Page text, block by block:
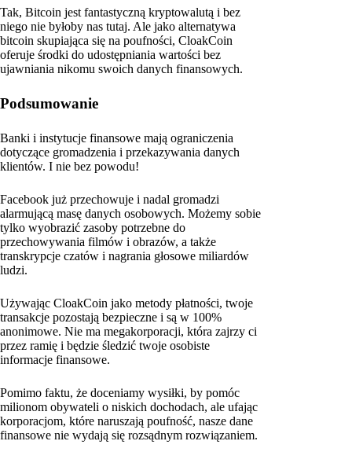
Tak, Bitcoin jest fantastyczną kryptowalutą i bez
niego nie byłoby nas tutaj. Ale jako alternatywa
bitcoin skupiająca się na poufności, CloakCoin
oferuje środki do udostępniania wartości bez
ujawniania nikomu swoich danych finansowych.
Podsumowanie
Banki i instytucje finansowe mają ograniczenia
dotyczące gromadzenia i przekazywania danych
klientów. I nie bez powodu!
Facebook już przechowuje i nadal gromadzi
alarmującą masę danych osobowych. Możemy sobie
tylko wyobrazić zasoby potrzebne do
przechowywania filmów i obrazów, a także
transkrypcje czatów i nagrania głosowe miliardów
ludzi.
Używając CloakCoin jako metody płatności, twoje
transakcje pozostają bezpieczne i są w 100%
anonimowe. Nie ma megakorporacji, która zajrzy ci
przez ramię i będzie śledzić twoje osobiste
informacje finansowe.
Pomimo faktu, że doceniamy wysiłki, by pomóc
milionom obywateli o niskich dochodach, ale ufając
korporacjom, które naruszają poufność, nasze dane
finansowe nie wydają się rozsądnym rozwiązaniem.